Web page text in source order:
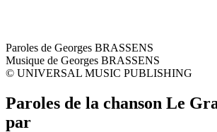
Paroles de Georges BRASSENS
Musique de Georges BRASSENS
© UNIVERSAL MUSIC PUBLISHING
Paroles de la chanson Le
par